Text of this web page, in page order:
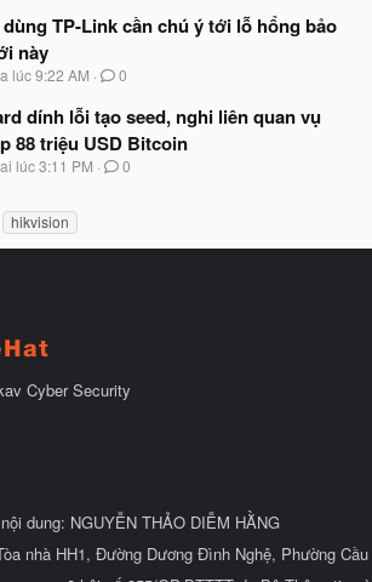
TP-Link cần chú ý tới lỗ hổng bảo
này
lúc 9:22 AM 0
dính lỗi tạo seed, nghi liên quan vụ
88 triệu USD Bitcoin
lúc 3:11 PM 0
hikvision
Cyber Security
dung: NGUYỄN THẢO DIỄM HẰNG
nhà HH1, Đường Dương Đình Nghệ, Phường